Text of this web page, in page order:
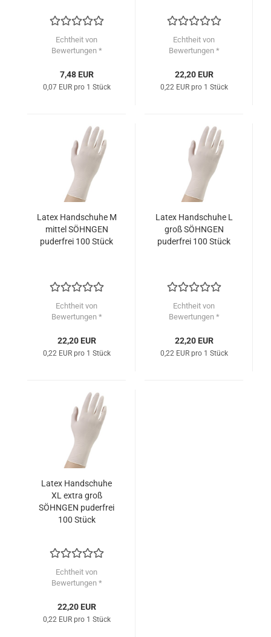
Echtheit von
Bewertungen *
7,48 EUR
0,07 EUR pro 1 Stück
Echtheit von
Bewertungen *
22,20 EUR
0,22 EUR pro 1 Stück
Latex Handschuhe M
mittel SÖHNGEN
puderfrei 100 Stück
Echtheit von
Bewertungen *
22,20 EUR
0,22 EUR pro 1 Stück
Latex Handschuhe L
groß SÖHNGEN
puderfrei 100 Stück
Echtheit von
Bewertungen *
22,20 EUR
0,22 EUR pro 1 Stück
Latex Handschuhe
XL extra groß
SÖHNGEN puderfrei
100 Stück
Echtheit von
Bewertungen *
22,20 EUR
0,22 EUR pro 1 Stück